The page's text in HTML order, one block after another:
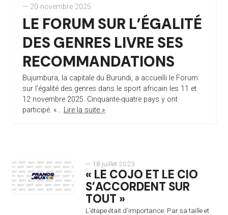
— 20 novembre 2025
LE FORUM SUR L’ÉGALITÉ
DES GENRES LIVRE SES
RECOMMANDATIONS
Bujumbura, la capitale du Burundi, a accueilli le Forum
sur l’égalité des genres dans le sport africain les 11 et
12 novembre 2025. Cinquante-quatre pays y ont
participé. «... Lire la suite »
— 18 juillet 2023
« LE COJO ET LE CIO
S’ACCORDENT SUR
TOUT »
L’étape était d’importance. Par sa taille et